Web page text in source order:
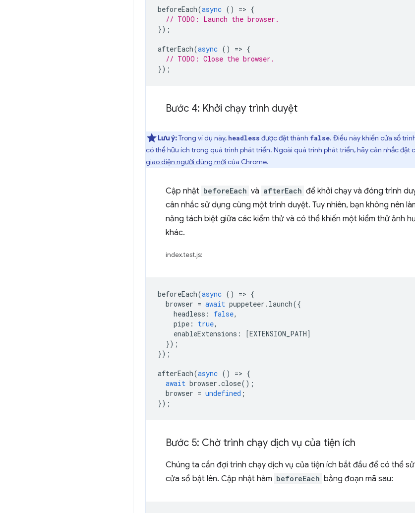
beforeEach(async () => {
// TODO: Launch the browser.
});
afterEach(async () => {
// TODO: Close the browser.
});
Bước 4: Khởi chạy trình duyệt
Lưu ý:Trong ví dụ này, headless được đặt thành false. Điều này khiến cửa sổ
có thể hữu ích trong quá trình phát triển. Ngoài quá trình phát triển, hãy cân nhắc đặt
giao diện người dùng mới của Chrome.
Cập nhật beforeEach và afterEach để khởi chạy và đóng trình
cân nhắc sử dụng cùng một trình duyệt. Tuy nhiên, bạn không nên
năng tách biệt giữa các kiểm thử và có thể khiến một kiểm thử ảnh
khác.
index.test.js:
beforeEach(async () => {
browser = await puppeteer . launch({
headless : false,
pipe : true,
enableExtensions : [EXTENSION_PATH]
});
});
afterEach(async () => {
await browser .close();
browser = undefined ;
});
Bước 5: Chờ trình chạy dịch vụ của tiện ích
Chúng ta cần đợi trình chạy dịch vụ của tiện ích bắt đầu để có thể
cửa sổ bật lên. Cập nhật hàm beforeEach bằng đoạn mã sau: